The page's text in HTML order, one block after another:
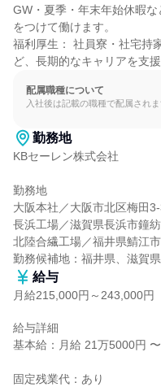
GW・夏季・年末年始休暇
をつけて働けます。
福利厚生： 社員寮・社宅持
ど、長期的なキャリアを支
配属職種について
入社後は記載の職種で配属されま
勤務地
KBセーレン株式会社
勤務地
大阪本社／大阪市北区梅田
長浜工場／滋賀県長浜市鐘
北陸合繊工場／福井県鯖江
勤務候補地：福井県、滋賀
給与
月給215,000円～243,000円
給与詳細
基本給：月給 21万5000円
固定残業代：あり